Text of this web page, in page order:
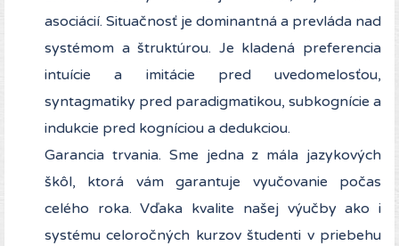
asociácií. Situačnosť je dominantná a prevláda nad
systémom a štruktúrou. Je kladená preferencia
intuície a imitácie pred uvedomelosťou,
syntagmatiky pred paradigmatikou, subkognície a
indukcie pred kogníciou a dedukciou.
Garancia trvania. Sme jedna z mála jazykových
škôl, ktorá vám garantuje vyučovanie počas
celého roka. Vďaka kvalite našej výučby ako i
systému celoročných kurzov študenti v priebehu